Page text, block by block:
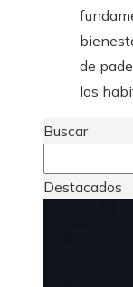
de
los
Buscar
Destacados